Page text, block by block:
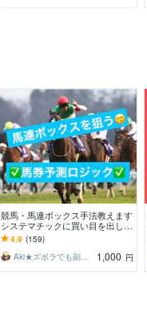
競馬・馬連ボックス手法教えます
システマチックに買い目を出した
い人必見です
4.9 (159)
Aki★ズボラでも副業で稼ぐ
1,000 円